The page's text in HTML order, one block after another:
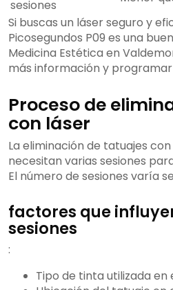
sesiones
Si buscas un láser seguro y
Picosegundos P09 es una
Medicina Estética en
más información y
Proceso de
con láser
La eliminación de tatuajes
necesitan varias sesiones
El número de sesiones varía
factores que
sesiones
:
Tipo de tinta utilizada en